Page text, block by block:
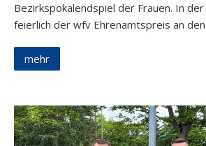
Bezirkspokalendspiel der Frauen. In
feierlich der wfv Ehrenamtspreis an den
mehr